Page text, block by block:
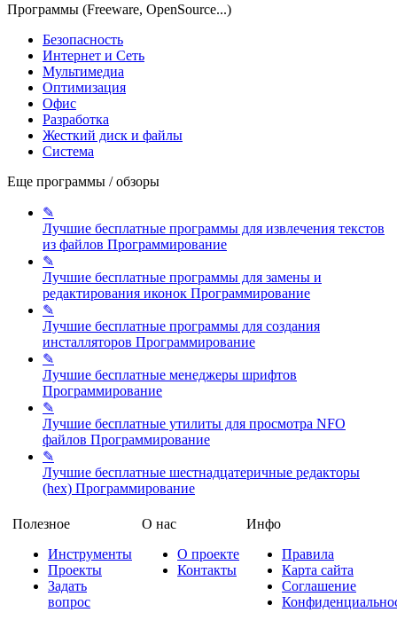
Программы (Freeware, OpenSource...)
Безопасность
Интернет и Сеть
Мультимедиа
Оптимизация
Офис
Разработка
Жесткий диск и файлы
Система
Еще программы / обзоры
✎
Лучшие бесплатные программы для извлечения текстов
из файлов Программирование
✎
Лучшие бесплатные программы для замены и
редактирования иконок Программирование
✎
Лучшие бесплатные программы для создания
инсталляторов Программирование
✎
Лучшие бесплатные менеджеры шрифтов
Программирование
✎
Лучшие бесплатные утилиты для просмотра NFO
файлов Программирование
✎
Лучшие бесплатные шестнадцатеричные редакторы
(hex) Программирование
Полезное
Инструменты
Проекты
Задать
вопрос
О нас
О проекте
Контакты
Инфо
Правила
Карта сайта
Соглашение